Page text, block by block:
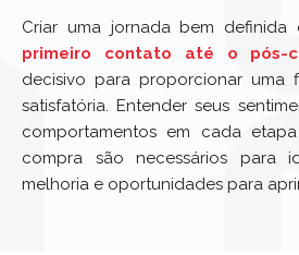
Criar uma jornada bem definida
primeiro contato até o pós-
decisivo para proporcionar uma
satisfatória. Entender seus
comportamentos em cada
compra são necessários para
melhoria e oportunidades para